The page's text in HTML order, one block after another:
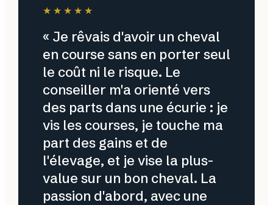
★★★★★
« Je rêvais d'avoir un cheval
en course sans en porter seul
le coût ni le risque. Le
conseiller m'a orienté vers
des parts dans une écurie : je
vis les courses, je touche ma
part des gains et de
l'élevage, et je vise la plus-
value sur un bon cheval. La
passion d'abord, avec une